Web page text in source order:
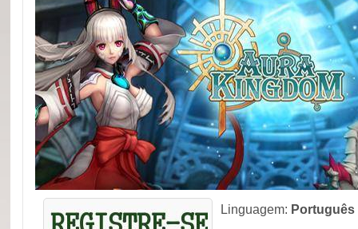
Linguagem: Português